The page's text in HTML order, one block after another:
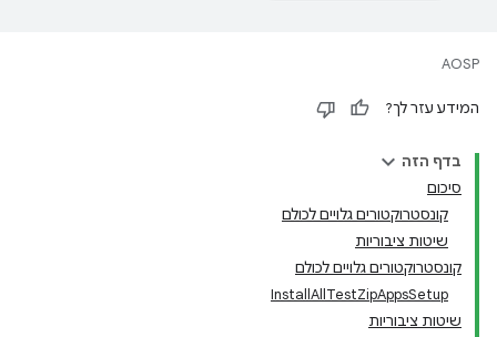
AOSP
המידע עזר לך?
בדף הזה
סיכום
קונסטרוקטורים גלויים לכולם
שיטות ציבוריות
קונסטרוקטורים גלויים לכולם
InstallAllTestZipAppsSetup
שיטות ציבוריות